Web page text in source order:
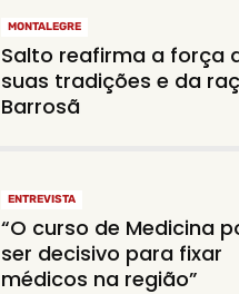
MONTALEGRE
Salto reafirma a força
suas tradições e da
Barrosã
ENTREVISTA
“O curso de Medicina
ser decisivo para fixar
médicos na região”